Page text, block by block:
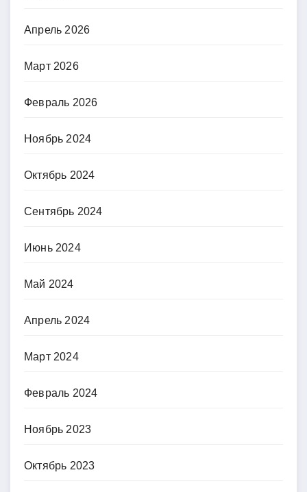
Апрель 2026
Март 2026
Февраль 2026
Ноябрь 2024
Октябрь 2024
Сентябрь 2024
Июнь 2024
Май 2024
Апрель 2024
Март 2024
Февраль 2024
Ноябрь 2023
Октябрь 2023